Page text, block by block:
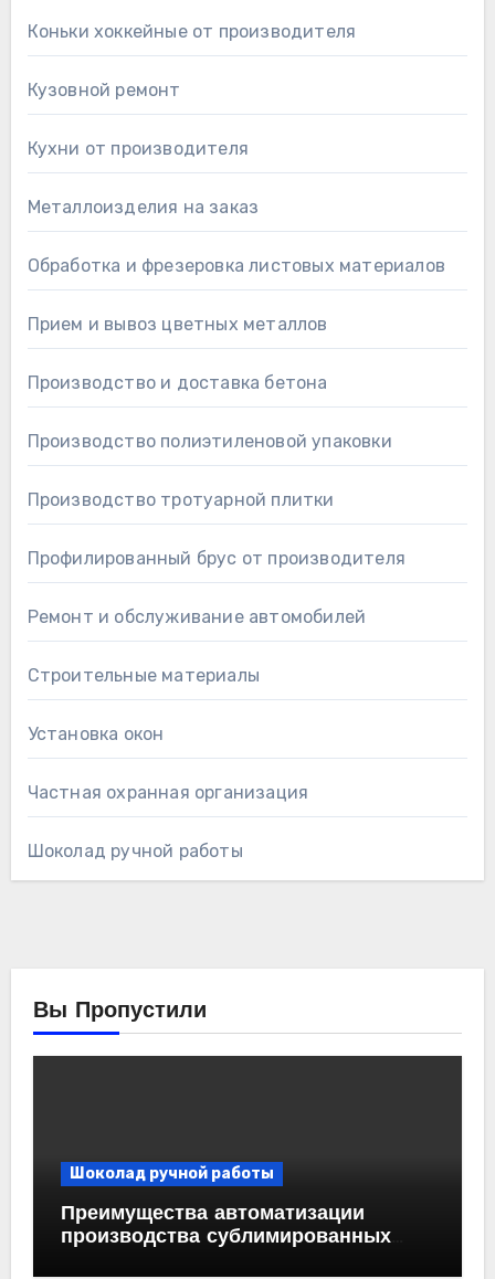
Коньки хоккейные от производителя
Кузовной ремонт
Кухни от производителя
Металлоизделия на заказ
Обработка и фрезеровка листовых материалов
Прием и вывоз цветных металлов
Производство и доставка бетона
Производство полиэтиленовой упаковки
Производство тротуарной плитки
Профилированный брус от производителя
Ремонт и обслуживание автомобилей
Строительные материалы
Установка окон
Частная охранная организация
Шоколад ручной работы
Вы Пропустили
Шоколад ручной работы
Преимущества автоматизации
производства сублимированных